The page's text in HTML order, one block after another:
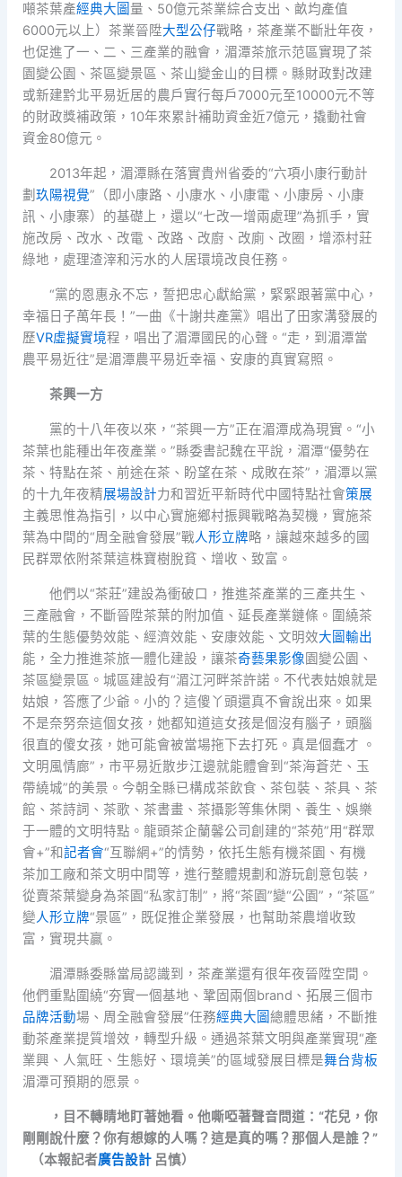
噸茶葉產經典大圖量、50億元茶業綜合支出、畝均產值
6000元以上）茶業晉陞大型公仔戰略，茶產業不斷壯年夜，
也促進了一、二、三產業的融會，湄潭茶旅示范區實現了茶
園變公園、茶區變景區、茶山變金山的目標。縣財政對改建
或新建黔北平易近居的農戶實行每戶7000元至10000元不等
的財政獎補政策，10年來累計補助資金近7億元，撬動社會
資金80億元。
2013年起，湄潭縣在落實貴州省委的“六項小康行動計
劃玖陽視覺”（即小康路、小康水、小康電、小康房、小康
訊、小康寨）的基礎上，還以“七改一增兩處理”為抓手，實
施改房、改水、改電、改路、改廚、改廁、改圈，增添村莊
綠地，處理渣滓和污水的人居環境改良任務。
“黨的恩惠永不忘，誓把忠心獻給黨，緊緊跟著黨中心，
幸福日子萬年長！”一曲《十謝共產黨》唱出了田家溝發展的
歷VR虛擬實境程，唱出了湄潭國民的心聲。“走，到湄潭當
農平易近往”是湄潭農平易近幸福、安康的真實寫照。
茶興一方
黨的十八年夜以來，“茶興一方”正在湄潭成為現實。“小
茶葉也能種出年夜產業。”縣委書記魏在平說，湄潭“優勢在
茶、特點在茶、前途在茶、盼望在茶、成敗在茶”，湄潭以黨
的十九年夜精展場設計力和習近平新時代中國特點社會策展
主義思惟為指引，以中心實施鄉村振興戰略為契機，實施茶
葉為中間的“周全融會發展”戰人形立牌略，讓越來越多的國
民群眾依附茶葉這株寶樹脫貧、增收、致富。
他們以“茶莊”建設為衝破口，推進茶產業的三產共生、
三產融會，不斷晉陞茶葉的附加值、延長產業鏈條。圍繞茶
葉的生態優勢效能、經濟效能、安康效能、文明效大圖輸出
能，全力推進茶旅一體化建設，讓茶奇藝果影像園變公園、
茶區變景區。城區建設有“湄江河畔茶許諾。不代表姑娘就是
姑娘，答應了少爺。小的？這傻丫頭還真不會說出來。如果
不是奈努奈這個女孩，她都知道這女孩是個沒有腦子，頭腦
很直的傻女孩，她可能會被當場拖下去打死。真是個蠢才 。
文明風情廊”，市平易近散步江邊就能體會到“茶海蒼茫、玉
帶繞城”的美景。今朝全縣已構成茶飲食、茶包裝、茶具、茶
館、茶詩詞、茶歌、茶書畫、茶攝影等集休閑、養生、娛樂
于一體的文明特點。龍頭茶企蘭馨公司創建的“茶苑”用“群眾
會+”和記者會“互聯網+”的情勢，依托生態有機茶園、有機
茶加工廠和茶文明中間等，進行整體規劃和游玩創意包裝，
從賣茶葉變身為茶園“私家訂制”，將“茶園”變“公園”，“茶區”
變人形立牌“景區”，既促推企業發展，也幫助茶農增收致
富，實現共贏。
湄潭縣委縣當局認識到，茶產業還有很年夜晉陞空間。
他們重點圍繞“夯實一個基地、鞏固兩個brand、拓展三個市
品牌活動場、周全融會發展”任務經典大圖總體思緒，不斷推
動茶產業提質增效，轉型升級。通過茶葉文明與產業實現“產
業興、人氣旺、生態好、環境美”的區域發展目標是舞台背板
湄潭可預期的愿景。
，目不轉睛地盯著她看。他嘶啞著聲音問道：“花兒，你
剛剛說什麼？你有想嫁的人嗎？這是真的嗎？那個人是誰？”
（本報記者廣告設計 呂慎）